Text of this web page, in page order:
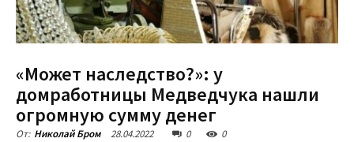
«Может наследство?»: у
домработницы Медведчука нашли
огромную сумму денег
От: Николай Бром 28.04.2022 0 0